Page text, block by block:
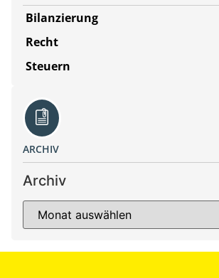
Bilanzierung
Recht
Steuern
ARCHIV
Archiv